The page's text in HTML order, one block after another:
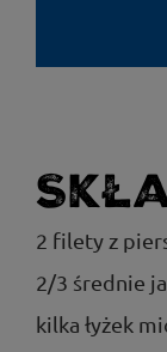
2 filety z
2/3 średnie
kilka łyżek